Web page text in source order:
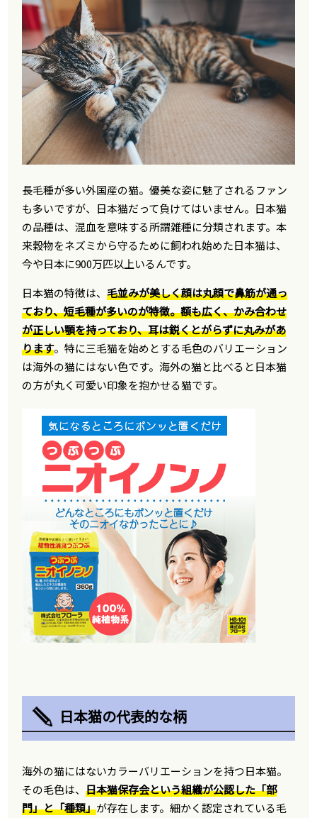
長毛種が多い外国産の猫。優美な姿に魅了されるファン
も多いですが、日本猫だって負けてはいません。日本猫
の品種は、混血を意味する所謂雑種に分類されます。本
来穀物をネズミから守るために飼われ始めた日本猫は、
今や日本に900万匹以上いるんです。
日本猫の特徴は、毛並みが美しく顔は丸顔で鼻筋が通っ
ており、短毛種が多いのが特徴。額も広く、かみ合わせ
が正しい顎を持っており、耳は鋭くとがらずに丸みがあ
ります。特に三毛猫を始めとする毛色のバリエーション
は海外の猫にはない色です。海外の猫と比べると日本猫
の方が丸く可愛い印象を抱かせる猫です。
日本猫の代表的な柄
海外の猫にはないカラーバリエーションを持つ日本猫。
その毛色は、日本猫保存会という組織が公認した「部
門」と「種類」が存在します。細かく認定されている毛